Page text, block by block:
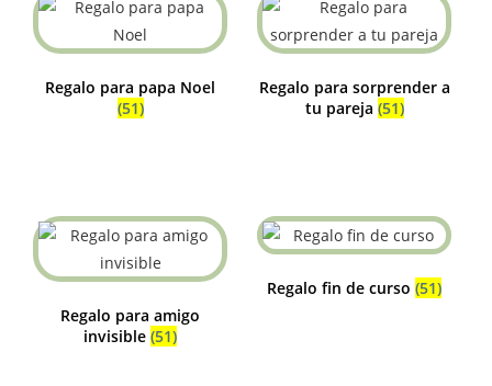
Regalo para papa Noel
(51)
Regalo para sorprender a
tu pareja (51)
Regalo para amigo
invisible (51)
Regalo fin de curso (51)